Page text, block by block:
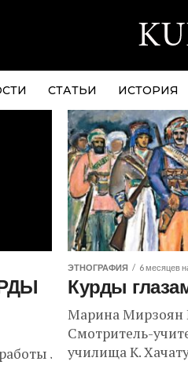
СТАТЬИ ИСТОРИЯ
Л. М. Бруки —
ЭТНОГРАФИЯ 6 месяцев
Курды
Марина Мирзоян
Смотритель-
училища К.